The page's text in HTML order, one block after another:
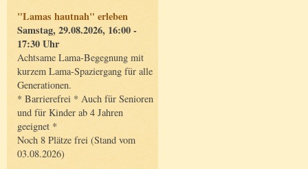
"Lamas hautnah" erleben
Samstag, 29.08.2026, 16:00 -
17:30 Uhr
Achtsame Lama-Begegnung mit
kurzem Lama-Spaziergang für alle
Generationen.
* Barrierefrei * Auch für Senioren
und für Kinder ab 4 Jahren
geeignet *
Noch 8 Plätze frei (Stand vom
03.08.2026)